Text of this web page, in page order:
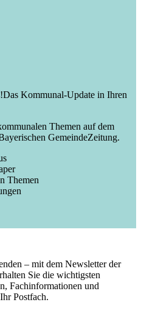
Das Kommunal-Update in Ihren
Themen auf dem
GemeindeZeitung.
Themen
– mit dem Newsletter der
Sie die wichtigsten
Fachinformationen und
Postfach.